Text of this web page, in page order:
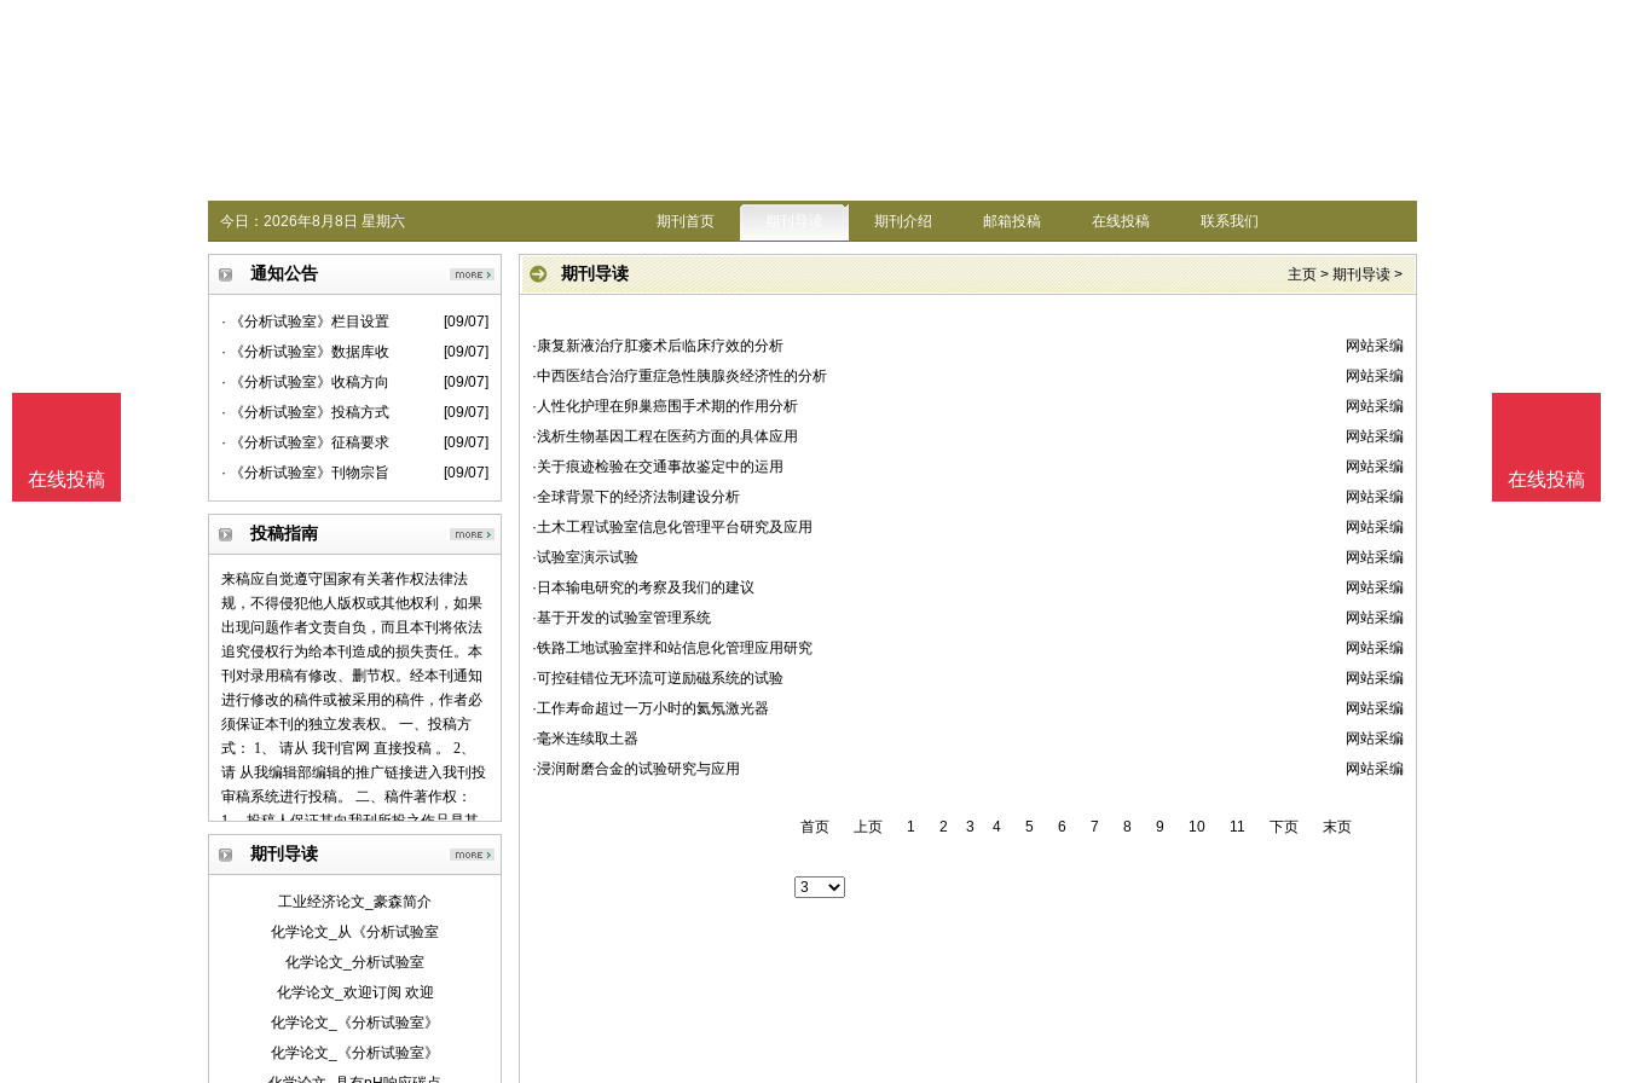
今日： 2026年8月8日 星期六 期刊首页 期刊介绍 邮箱投稿 在线投稿 联系我们
通知公告
· 《分析试验室》栏目设置
[09/07]
· 《分析试验室》数据库收
[09/07]
· 《分析试验室》收稿方向
[09/07]
· 《分析试验室》投稿方式
[09/07]
· 《分析试验室》征稿要求
[09/07]
· 《分析试验室》刊物宗旨
[09/07]
投稿指南
来稿应自觉遵守国家有关著作权法律法
规，不得侵犯他人版权或其他权利，如果
出现问题作者文责自负，而且本刊将依法
追究侵权行为给本刊造成的损失责任。本
刊对录用稿有修改、删节权。经本刊通知
进行修改的稿件或被采用的稿件，作者必
须保证本刊的独立发表权。 一、投稿方
式： 1、 请从 我刊官网 直接投稿 。 2、
请 从我编辑部编辑的推广链接进入我刊投
审稿系统进行投稿。 二、稿件著作权：
1、 投稿人保证其向我刊所投之作品是其
本人或与他人合作创作之成果，或对所投
品提出可成立之权利主张。 2、 投稿人保
发表。 3、 投稿人保证其作品不含有违反
宪法、法律及损害社会公共利益之内容。
4、 投稿人向我刊所投之作品不得同时向
第三方投送，即不允许一稿多投。 5、 投
包括但不限于：通过网络向公众传播、复
期刊导读
工业经济论文_豪森简介
化学论文_从《分析试验室
化学论文_分析试验室
化学论文_欢迎订阅 欢迎
化学论文_《分析试验室》
化学论文_《分析试验室》
期刊导读 主页 > 期刊导读 >
·康复新液治疗肛瘘术后临床疗效的分析
网站采编
·中西医结合治疗重症急性胰腺炎经济性的分析
网站采编
·人性化护理在卵巢癌围手术期的作用分析
网站采编
·浅析生物基因工程在医药方面的具体应用
网站采编
·关于痕迹检验在交通事故鉴定中的运用
网站采编
·全球背景下的经济法制建设分析
网站采编
·土木工程试验室信息化管理平台研究及应用
网站采编
·试验室演示试验
网站采编
·日本输电研究的考察及我们的建议
网站采编
·基于开发的试验室管理系统
网站采编
·铁路工地试验室拌和站信息化管理应用研究
网站采编
·可控硅错位无环流可逆励磁系统的试验
网站采编
·工作寿命超过一万小时的氦氖激光器
网站采编
·毫米连续取土器
网站采编
·浸润耐磨合金的试验研究与应用
网站采编
首页 上页 1 2 3 4 5 6 7 8 9 10 11 下页 末页
在线投稿
在线投稿